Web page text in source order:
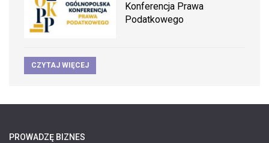
Konferencja Prawa
Podatkowego
CZYTAJ WIĘCEJ
PROWADZĘ BIZNES